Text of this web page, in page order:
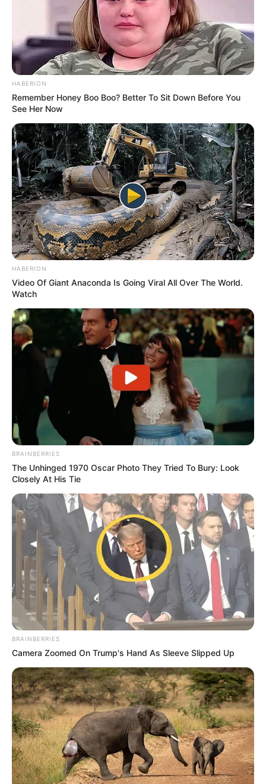
ΕΥΒΟΙΑ
ΤΑΥΤΟΤΗΤΑ ΚΑΙ ΕΠΙΚΟΙΝΩΝΙΑ ΟΡΟΙ ΧΡΗΣΗΣ
HABERION
Remember Honey Boo Boo? Better To Sit Down Before You
See Her Now
HABERION
Video Of Giant Anaconda Is Going Viral All Over The World.
Watch
BRAINBERRIES
The Unhinged 1970 Oscar Photo They Tried To Bury: Look
Closely At His Tie
BRAINBERRIES
Camera Zoomed On Trump's Hand As Sleeve Slipped Up